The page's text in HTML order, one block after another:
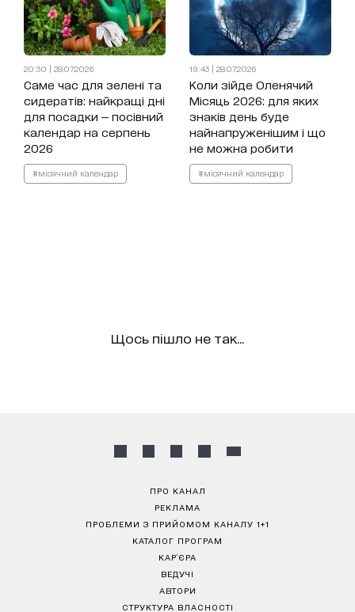
20:30 | 28.07.2026
Саме час для зелені та
сидератів: найкращі дні
для посадки — посівний
календар на серпень
2026
#місячний календар
19:43 | 28.07.2026
Коли зійде Оленячий
Місяць 2026: для яких
знаків день буде
найнапруженішим і що
не можна робити
#місячний календар
Щось пішло не так...
ПРО КАНАЛ
РЕКЛАМА
ПРОБЛЕМИ З ПРИЙОМОМ КАНАЛУ 1+1
КАТАЛОГ ПРОГРАМ
КАР’ЄРА
ВЕДУЧІ
АВТОРИ
СТРУКТУРА ВЛАСНОСТІ